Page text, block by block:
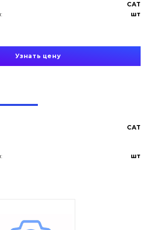
CAT
шт
Узнать цену
CAT
шт